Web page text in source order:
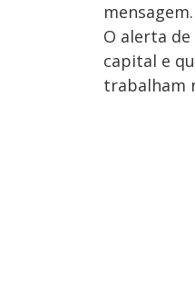
mensagem.
O alerta
capital e
trabalham